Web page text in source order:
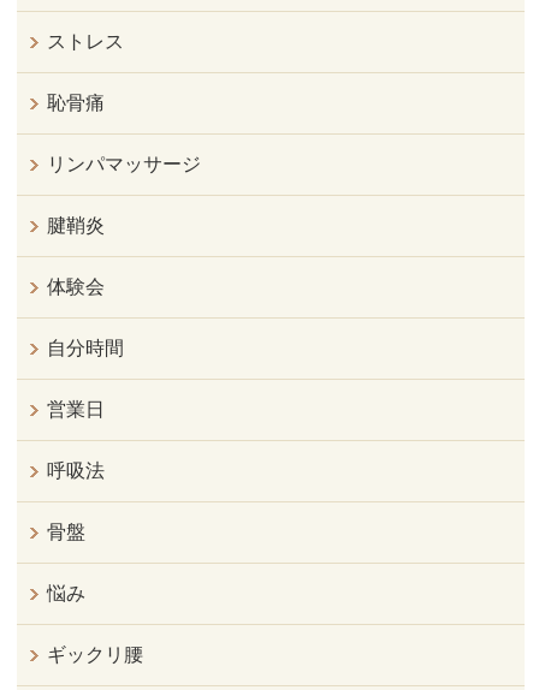
ストレス
恥骨痛
リンパマッサージ
腱鞘炎
体験会
自分時間
営業日
呼吸法
骨盤
悩み
ギックリ腰